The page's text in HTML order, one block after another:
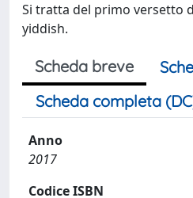
Si tratta del primo versetto
yiddish.
Scheda breve
Scheda completa
Anno
2017
Codice ISBN